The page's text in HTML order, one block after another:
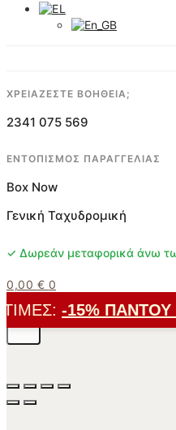
ΧΡΕΙΑΖΕΣΤΕ ΒΟΗΘΕΙΑ;
2341 075 569
ΕΝΤΟΠΙΣΜΟΣ ΠΑΡΑΓΓΕΛΙΑΣ
Box Now
Γενική Ταχυδρομική
✓ Δωρεάν μεταφορικά άνω
0,00 € 0
-15% ΠΑΝΤΟΎ